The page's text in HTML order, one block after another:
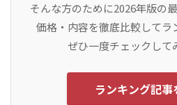
そんな方のために2026年版の
価格・内容を徹底比較してラ
ぜひ一度チェックして
ランキング記